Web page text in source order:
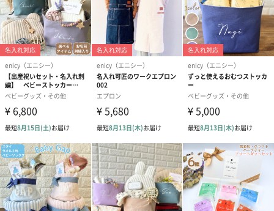
テープタイプのパンパースでお作りいたします。
サイズはSサイズ（13枚）になります。
丁寧にラッピングいたします
おむつケーキを丁寧にラッピングしております。シンプルで高級
感のあるリボンをあしらいました。
新しい家族の誕生を祝って、実用的でお洒落なプレゼントを贈り
ませんか？